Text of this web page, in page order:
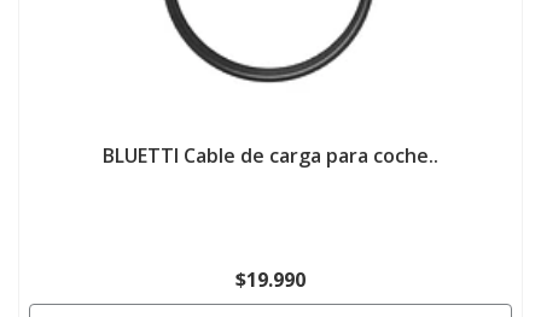
BLUETTI Cable de carga para coche..
$19.990